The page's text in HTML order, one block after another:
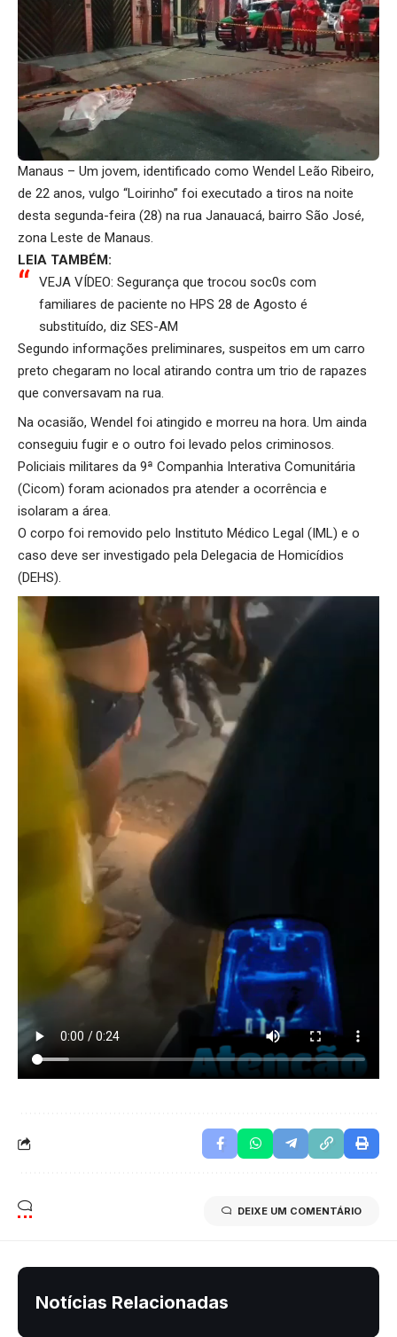
Manaus – Um jovem, identificado como Wendel Leão Ribeiro,
de 22 anos, vulgo “Loirinho” foi executado a tiros na noite
desta segunda-feira (28) na rua Janauacá, bairro São José,
zona Leste de Manaus.
LEIA TAMBÉM:
VEJA VÍDEO: Segurança que trocou soc0s com
familiares de paciente no HPS 28 de Agosto é
substituído, diz SES-AM
Segundo informações preliminares, suspeitos em um carro
preto chegaram no local atirando contra um trio de rapazes
que conversavam na rua.
Na ocasião, Wendel foi atingido e morreu na hora. Um ainda
conseguiu fugir e o outro foi levado pelos criminosos.
Policiais militares da 9ª Companhia Interativa Comunitária
(Cicom) foram acionados pra atender a ocorrência e
isolaram a área.
O corpo foi removido pelo Instituto Médico Legal (IML) e o
caso deve ser investigado pela Delegacia de Homicídios
(DEHS).
DEIXE UM COMENTÁRIO
Notícias Relacionadas